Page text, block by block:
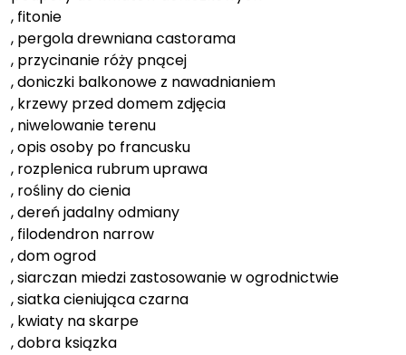
, fitonie
, pergola drewniana castorama
, przycinanie róży pnącej
, doniczki balkonowe z nawadnianiem
, krzewy przed domem zdjęcia
, niwelowanie terenu
, opis osoby po francusku
, rozplenica rubrum uprawa
, rośliny do cienia
, dereń jadalny odmiany
, filodendron narrow
, dom ogrod
, siarczan miedzi zastosowanie w ogrodnictwie
, siatka cieniująca czarna
, kwiaty na skarpe
, dobra ksiązka